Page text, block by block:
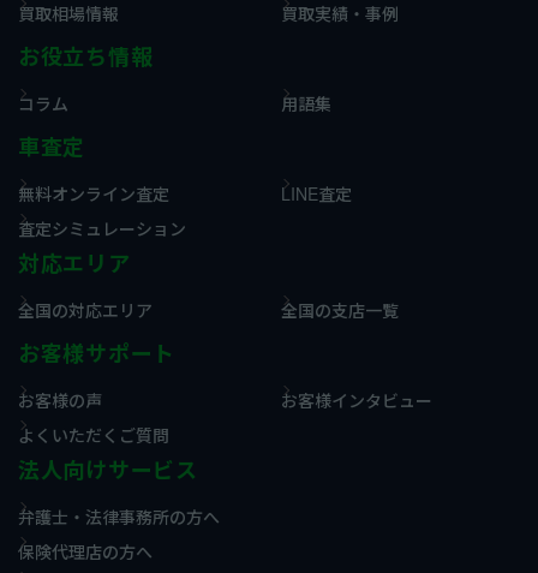
買取相場情報
買取実績・事例
お役立ち情報
コラム 用語集
車査定
無料オンライン査定
LINE査定
査定シミュレーション
対応エリア
全国の対応エリア 全国の支店一覧
お客様サポート
お客様の声
お客様インタビュー
よくいただくご質問
法人向けサービス
弁護士・法律事務所の方へ
保険代理店の方へ